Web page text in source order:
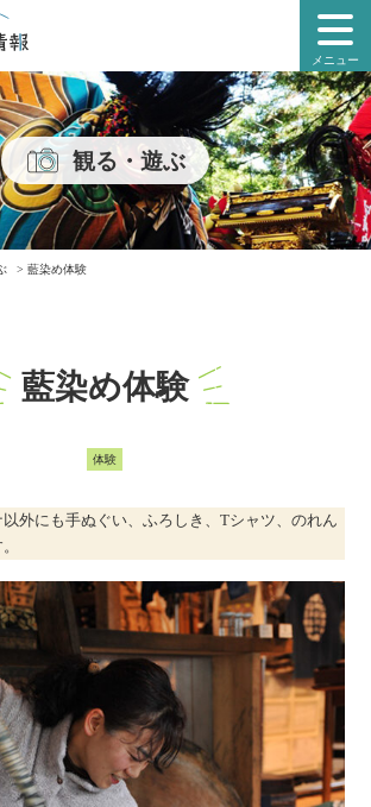
メニュー
観る・遊ぶ
> 藍染め体験
藍染め体験
体験
外にも手ぬぐい、ふろしき、Tシャツ、のれん